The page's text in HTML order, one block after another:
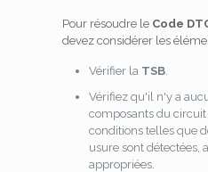
Pour résoudre le Code
devez considérer les
Vérifier la TSB.
Vérifiez qu'il n'y a
composants du
conditions telles que
usure sont détectées,
appropriées.